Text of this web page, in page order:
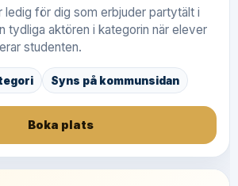
ledig för dig som erbjuder partytält i
tydliga aktören i kategorin när elever
studenten.
Syns på kommunsidan
Boka plats